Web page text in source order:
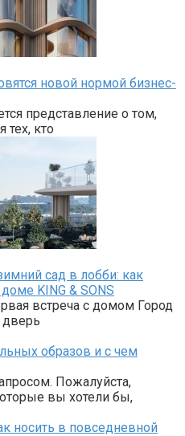
новой нормой бизнес-
представление о том,
кто
сад в лобби: как
KING & SONS
встреча с домом Город
дверь
образов и с чем
Пожалуйста,
вы хотели бы,
носить в повседневной